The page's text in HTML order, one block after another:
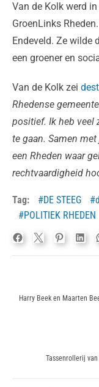
Van de Kolk werd
GroenLinks
Endeveld. Ze wilde
een groener en
Van de Kolk zei
Rhedense
positief. Ik heb veel
te gaan. Samen
een Rheden waar
rechtvaardigheid
Tag: DE STEEG
POLITIEK RHEDEN
navigatie
Previous
Harry Beek en Maarten
Next
Tassenrollerij